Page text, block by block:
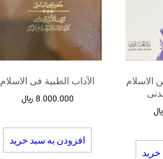
الاسلام
خرید
الآداب الطبیة فی الاسلام
8.000.000 ﷼
افزودن به سبد خرید